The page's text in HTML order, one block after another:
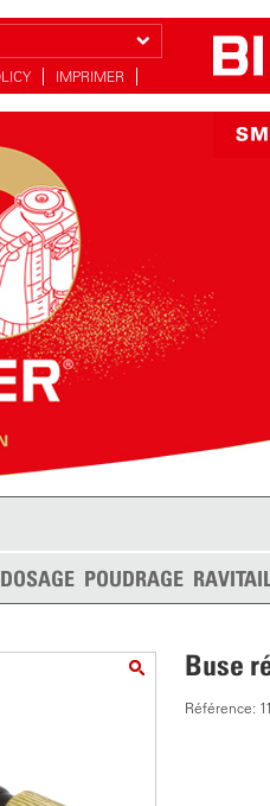
IMPRIMER
DOSAGE POUDRAGE
Buse
Référence: